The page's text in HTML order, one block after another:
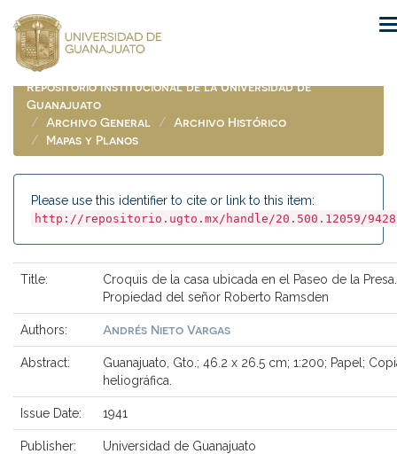
navigation
Repositorio Institucional de la Universidad de
Guanajuato
Archivo General
Archivo Histórico
Mapas y Planos
Please use this identifier to cite or link to this item:
http://repositorio.ugto.mx/handle/20.500.12059/9428
Title:
Croquis de la casa ubicada en el Paseo de la Presa.
Propiedad del señor Roberto Ramsden
Authors: Andrés Nieto Vargas
Abstract:
Guanajuato, Gto.; 46.2 x 26.5 cm; 1:200; Papel;
heliográfica.
Issue Date: 1941
Publisher: Universidad de Guanajuato